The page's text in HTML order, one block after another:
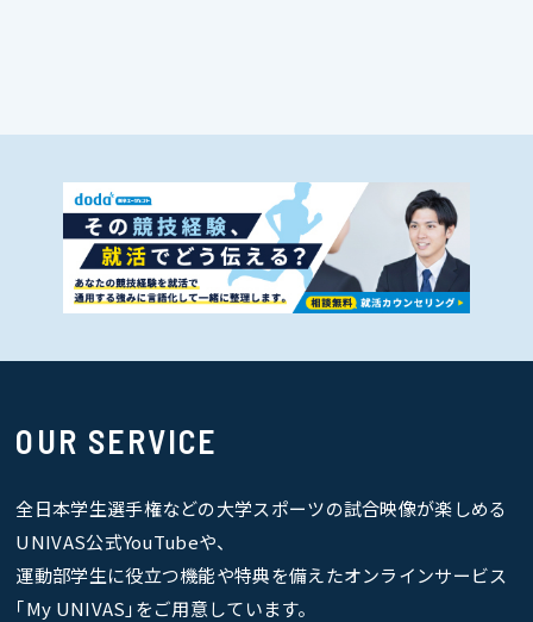
OUR SERVICE
全日本学生選手権などの大学スポーツの試合映像が楽しめる
UNIVAS公式YouTubeや、
運動部学生に役立つ機能や特典を備えたオンラインサービス
｢My UNIVAS｣をご用意しています。